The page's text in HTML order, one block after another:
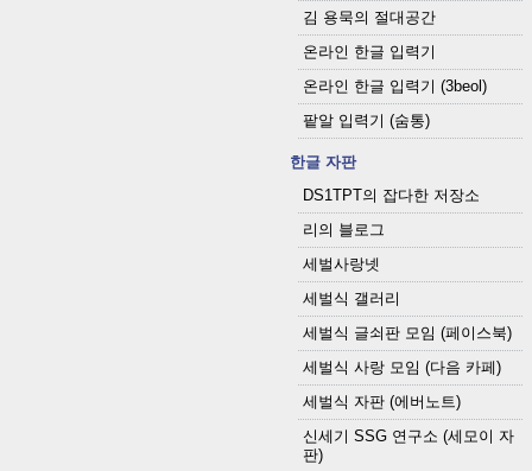
김 용묵의 절대공간
온라인 한글 입력기
온라인 한글 입력기 (3beol)
팥알 입력기 (숨통)
한글 자판
DS1TPT의 잡다한 저장소
리의 블로그
세벌사랑넷
세벌식 갤러리
세벌식 글쇠판 모임 (페이스북)
세벌식 사랑 모임 (다음 카페)
세벌식 자판 (에버노트)
신세기 SSG 연구소 (세모이 자
판)